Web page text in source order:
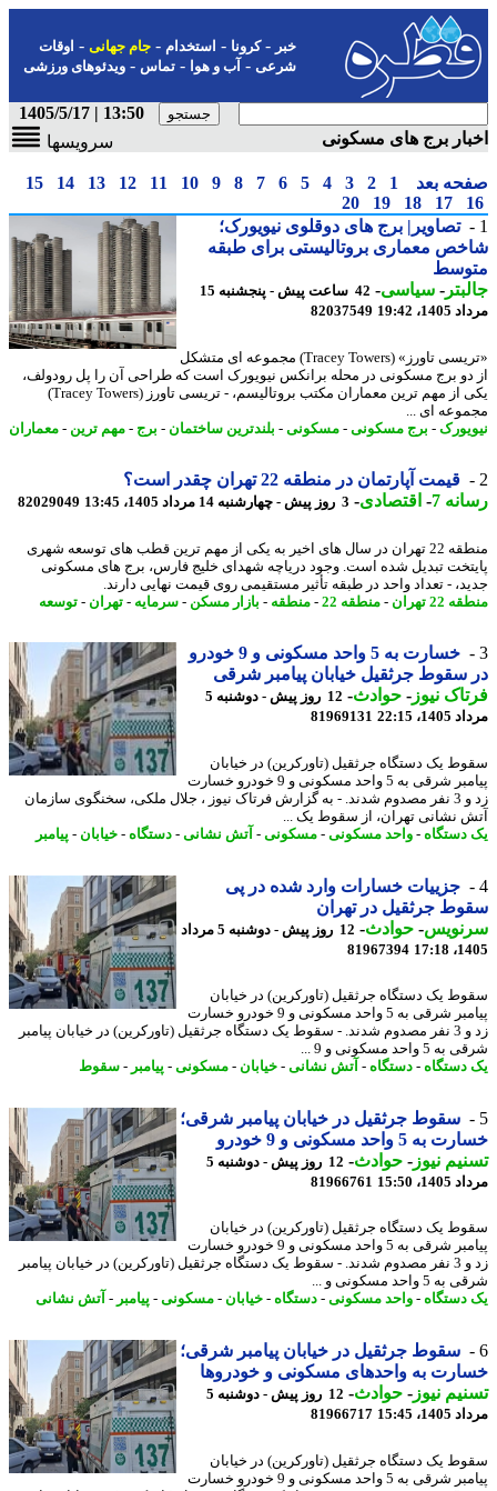
-کرونا-استخدام- جام جهانی-اوقات
شرعی-آب و هوا-تماس-ویدئوهای ورزشی
13:50 | 1405/5/17
برج های مسکونی
سرویسها
بعد 1
2
3
4
5
6
7
8
9
10
11
12
13
14
15
17
18
19
20
تصاویر| برج های دوقلوی نیویورک؛
معماری بروتالیستی برای طبقه
-سیاسی-
42 ساعت پیش - پنجشنبه 15
19:42
82037549
«تریسی تاورز» (Tracey Towers) مجموعه ای متشکل
برج مسکونی در محله برانکس نیویورک است که طراحی آن را پل رودولف،
یکی از مهم ترین معماران مکتب بروتالیسم، - تریسی تاورز (Tracey Towers)
ای ...
- برج مسکونی-مسکونی-بلندترین ساختمان-برج-مهم ترین- معماران
قیمت آپارتمان در منطقه 22 تهران چقدر است؟
7
-اقتصادی-3 روز پیش - چهارشنبه 14 مرداد 1405، 13:45 82029049
منطقه 22 تهران در سال های اخیر به یکی از مهم ترین قطب های توسعه شهری
تبدیل شده است. وجود دریاچه شهدای خلیج فارس، برج های مسکونی
- تعداد واحد در طبقه تأثیر مستقیمی روی قیمت نهایی دارند.
تهران
- منطقه 22 - منطقه-بازار مسکن-سرمایه -تهران- توسعه
خسارت به 5 واحد مسکونی و 9 خودرو
سقوط جرثقیل خیابان پیامبر شرقی
نیوز-حوادث -
12 روز پیش - دوشنبه 5
22:15
81969131
یک دستگاه جرثقیل (تاورکرین) در خیابان
پیامبر شرقی به 5 واحد مسکونی و 9 خودرو خسارت
زد و 3 نفر مصدوم شدند. - به گزارش فرتاک نیوز ، جلال ملکی، سخنگوی سازمان
نشانی تهران، از سقوط یک ...
-واحد مسکونی-مسکونی-آتش نشانی-دستگاه-خیابان-پیامبر
جزییات خسارات وارد شده در پی
جرثقیل در تهران
-حوادث -
12 روز پیش - دوشنبه 5 مرداد
81967394
یک دستگاه جرثقیل (تاورکرین) در خیابان
پیامبر شرقی به 5 واحد مسکونی و 9 خودرو خسارت
زد و 3 نفر مصدوم شدند. - سقوط یک دستگاه جرثقیل (تاورکرین) در خیابان پیامبر
واحد مسکونی و 9 ...
-دستگاه-آتش نشانی-خیابان-مسکونی-پیامبر-سقوط
سقوط جرثقیل در خیابان پیامبر شرقی؛
5 واحد مسکونی و 9 خودرو
نیوز-حوادث -
12 روز پیش - دوشنبه 5
15:50
81966761
یک دستگاه جرثقیل (تاورکرین) در خیابان
پیامبر شرقی به 5 واحد مسکونی و 9 خودرو خسارت
زد و 3 نفر مصدوم شدند. - سقوط یک دستگاه جرثقیل (تاورکرین) در خیابان پیامبر
واحد مسکونی و ...
-واحد مسکونی-دستگاه-خیابان-مسکونی-پیامبر-آتش نشانی
سقوط جرثقیل در خیابان پیامبر شرقی؛
به واحدهای مسکونی و خودروها
نیوز-حوادث -
12 روز پیش - دوشنبه 5
15:45
81966717
یک دستگاه جرثقیل (تاورکرین) در خیابان
پیامبر شرقی به 5 واحد مسکونی و 9 خودرو خسارت